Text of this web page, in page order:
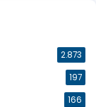
2.873
197
166